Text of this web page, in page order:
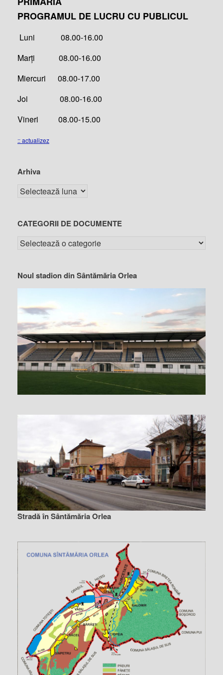
PROGRAMUL DE LUCRU CU PUBLICUL
Luni 08.00-16.00
Marți 08.00-16.00
Miercuri 08.00-17.00
Joi 08.00-16.00
Vineri 08.00-15.00
:: actualizez
Arhiva
CATEGORII DE DOCUMENTE
Noul stadion din Sântămăria Orlea
Stradă în Sântămăria Orlea